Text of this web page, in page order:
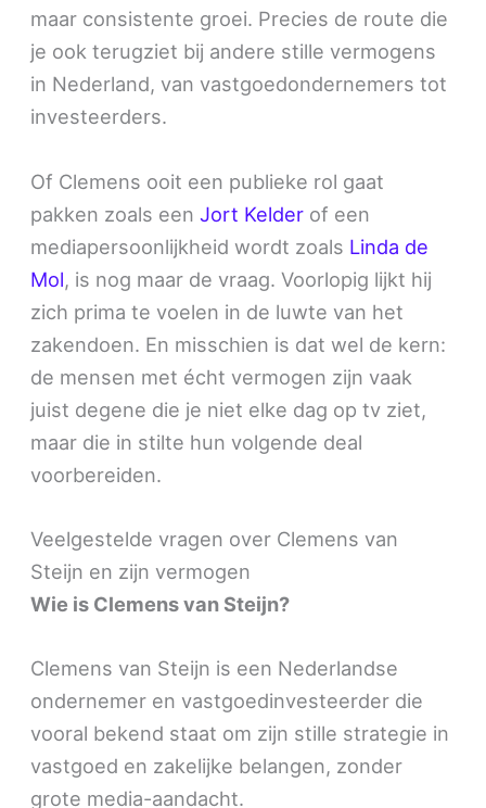
maar consistente groei. Precies de route die
je ook terugziet bij andere stille vermogens
in Nederland, van vastgoedondernemers tot
investeerders.
Of Clemens ooit een publieke rol gaat
pakken zoals eenJort Kelder of een
mediapersoonlijkheid wordt zoals Linda de
Mol, is nog maar de vraag. Voorlopig lijkt hij
zich prima te voelen in de luwte van het
zakendoen. En misschien is dat wel de kern:
de mensen met écht vermogen zijn vaak
juist degene die je niet elke dag op tv ziet,
maar die in stilte hun volgende deal
voorbereiden.
Veelgestelde vragen over Clemens van
Steijn en zijn vermogen
Wie is Clemens van Steijn?
Clemens van Steijn is een Nederlandse
ondernemer en vastgoedinvesteerder die
vooral bekend staat om zijn stille strategie in
vastgoed en zakelijke belangen, zonder
grote media-aandacht.